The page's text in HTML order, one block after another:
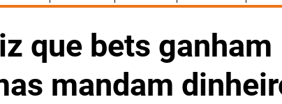
que bets ganham
mandam